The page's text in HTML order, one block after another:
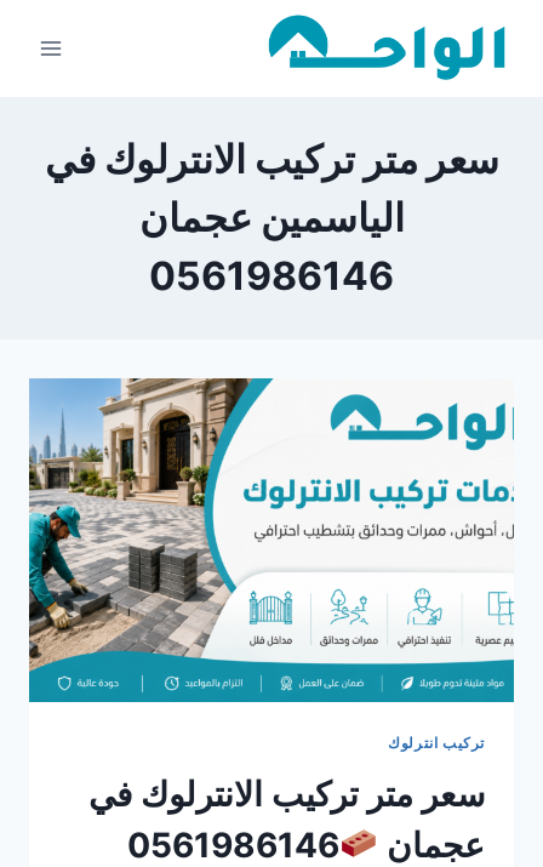
سعر متر تركيب الانترلوك في
الياسمين عجمان
0561986146
تركيب انترلوك
سعر متر تركيب الانترلوك في
عجمان
0561986146